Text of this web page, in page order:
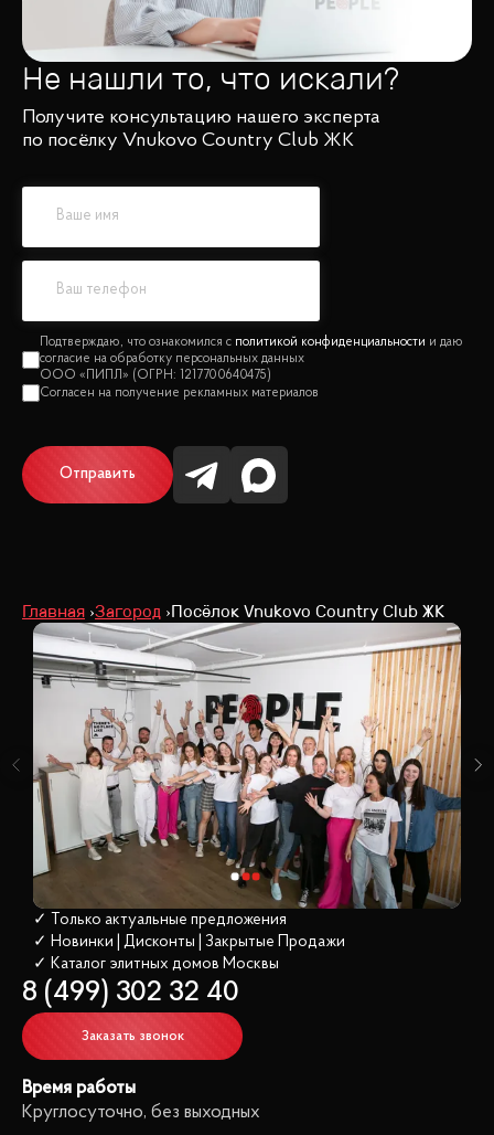
Не нашли то, что искали?
Получите консультацию нашего эксперта
по посёлку Vnukovo Country Club ЖК
политикой конфиденциальности
Отправить
Главная Загород Посёлок Vnukovo Country Club ЖК
✓ Только актуальные предложения
✓ Новинки | Дисконты | Закрытые Продажи
✓ Каталог элитных домов Москвы
8 (499) 302 32 40
Заказать звонок
Время работы
Круглосуточно, без выходных